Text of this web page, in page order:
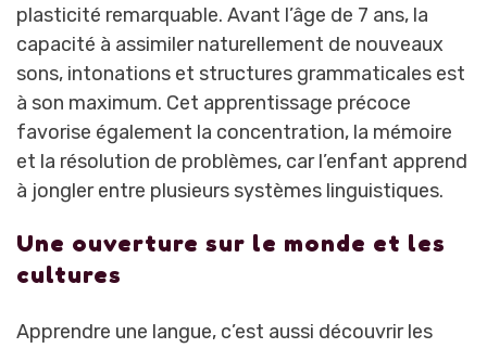
plasticité remarquable. Avant l’âge de 7 ans, la
capacité à assimiler naturellement de nouveaux
sons, intonations et structures grammaticales est
à son maximum. Cet apprentissage précoce
favorise également la concentration, la mémoire
et la résolution de problèmes, car l’enfant apprend
à jongler entre plusieurs systèmes linguistiques.
Une ouverture sur le monde et les
cultures
Apprendre une langue, c’est aussi découvrir les